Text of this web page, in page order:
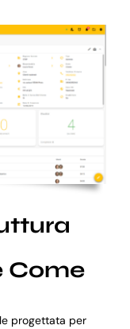
Come
progettata per